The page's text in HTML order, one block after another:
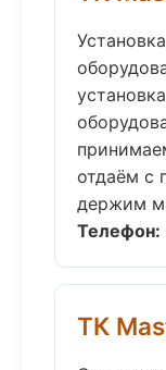
отдаём с
держим
Телефон:
ТК